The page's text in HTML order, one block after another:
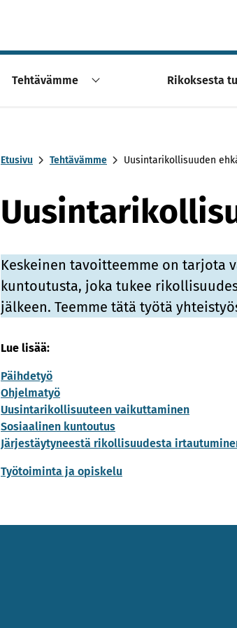
Tehtävämme Rikoksesta
Etusivu Tehtävämme Uusintarikollisuuden
Keskeinen tavoitteemme on tarjota
kuntoutusta, joka tukee
jälkeen. Teemme tätä työtä
Lue lisää:
Päihdetyö
Ohjelmatyö
Uusintarikollisuuteen vaikuttaminen
Sosiaalinen kuntoutus
Järjestäytyneestä rikollisuudesta
Työtoiminta ja opiskelu